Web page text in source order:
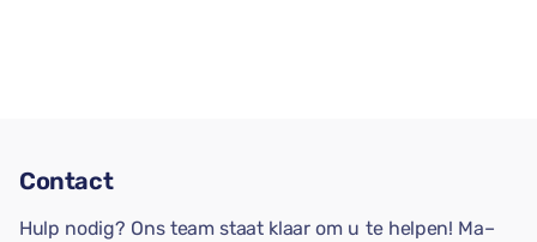
Contact
Hulp nodig? Ons team staat klaar om u te helpen! Ma–